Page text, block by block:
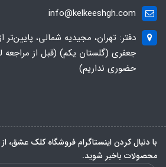
info@kelkeeshgh.com
دفتر: تهران، مجیدیه شمالی، پایین‌تر
جعفری (گلستان یکم) (قبل از
حضوری نداریم)
با دنبال کردن اینستاگرام فروشگاه کلک عشق،
محصولات باخبر شوید.